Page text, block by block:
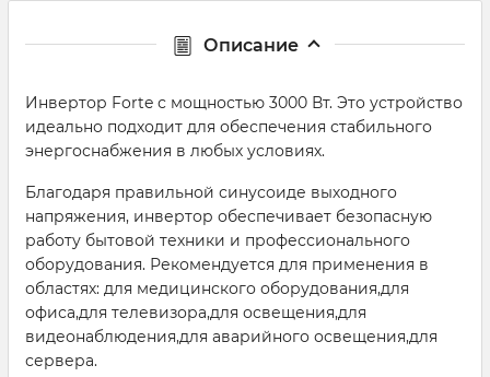
Описание
Инвертор Forte с мощностью 3000 Вт. Это устройство
идеально подходит для обеспечения стабильного
энергоснабжения в любых условиях.
Благодаря правильной синусоиде выходного
напряжения, инвертор обеспечивает безопасную
работу бытовой техники и профессионального
оборудования. Рекомендуется для применения в
областях: для медицинского оборудования,для
офиса,для телевизора,для освещения,для
видеонаблюдения,для аварийного освещения,для
сервера.